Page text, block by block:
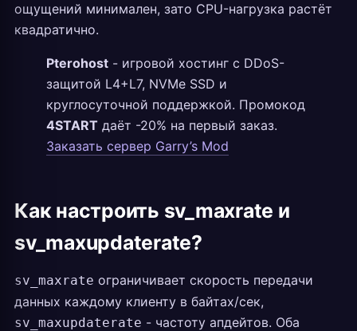
ощущений минимален, зато CPU-нагрузка растёт
квадратично.
Pterohost - игровой хостинг с DDoS-
защитой L4+L7, NVMe SSD и
круглосуточной поддержкой. Промокод
4START даёт -20% на первый заказ.
Заказать сервер Garry’s Mod
Как настроить sv_maxrate и
sv_maxupdaterate?
sv_maxrate ограничивает скорость передачи
данных каждому клиенту в байтах/сек,
sv_maxupdaterate - частоту апдейтов. Оба